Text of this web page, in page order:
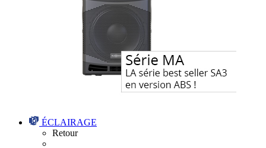
ÉCLAIRAGE
Retour